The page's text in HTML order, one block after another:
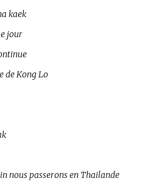
kaek
jour
de Kong Lo
nous passerons en Thailande